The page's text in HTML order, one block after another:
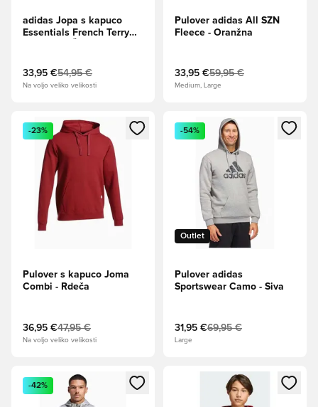
adidas Jopa s kapuco
Essentials French Terry
33,95 €54,95 €
Na voljo veliko velikosti
Pulover adidas All SZN
Fleece - Oranžna
33,95 €59,95 €
Medium, Large
Odpre Modal za prijavo ali vpis kot član
-23%
Pulover s kapuco Joma
Combi - Rdeča
36,95 €47,95 €
Na voljo veliko velikosti
Odpre Modal za prijavo ali
Outlet
-54%
Pulover adidas
Sportswear Camo - Siva
31,95 €69,95 €
Large
Odpre Modal za prijavo ali vpis kot član
-42%
Odpre Modal za prijavo ali